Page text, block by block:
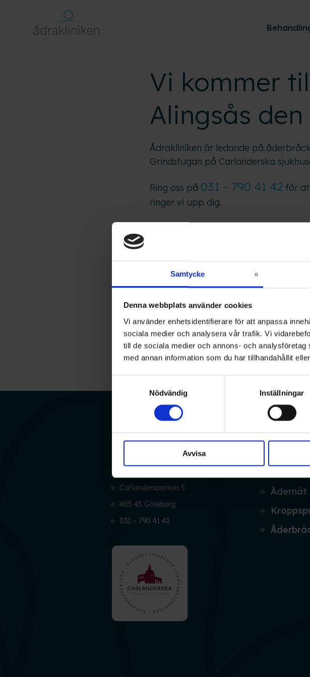
Samtycke
Denna webbplats använder cookies
Vi använder enhetsidentifierare för att anpassa
sociala medier och analysera vår trafik. Vi
till de sociala medier och annons- och
med annan information som du har tillhandahållit
Nödvändig
Inställningar
Avvisa
Vi kommer
Alingsås
Ådrakliniken är ledande på
Grindstugan på Carlanderska
Ring oss på 031 – 790 41 42 för
ringer vi upp dig.
När du använder formuläret godkänner du
Carlandersparken 5
405 45 Göteborg
031 – 790 41 42
Ådernät